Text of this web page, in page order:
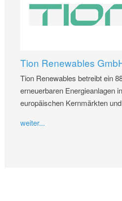
Tion Renewables
Tion Renewables betreibt ein
erneuerbaren Energieanlagen
europäischen Kernmärkten
weiter...